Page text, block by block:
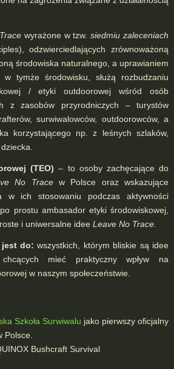
wyrażone w tzw. siedmiu zaleceniach
odzwierciedlających zrównoważoną
środowiska naturalnego, a uprawianiem
w tymże środowisku, służą rozbudzaniu
/ etyki outdoorowej wśród osób
z zasobów przyrodniczych – turystów
surwiwalowców, outdoorowców, a
korzystającego np. z leśnych szlaków,
(TEO) – to osoby zachęcające do
No Tracew Polsce oraz wskazujące
w ich stosowaniu podczas aktywności
prostu ambasador etyki środowiskowej,
i uniwersalne idee Leave No Trace.
jest do: wszystkich, którym bliskie są idee
mieć praktyczny wpływ na
w naszym społeczeństwie.
Szkoła Surwiwalu jako pierwszy oficjalny
Polsce.
Bushcraft Survival